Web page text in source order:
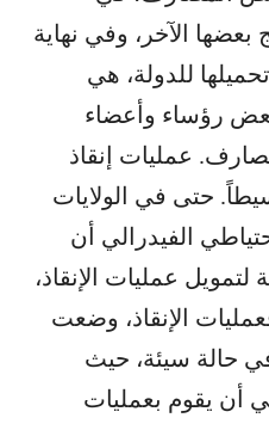
الآخر، وفي نهاية
للدولة، هي
رؤساء وأعضاء
عمليات إنقاذ
حتى في الولايات
الفيدرالي أن
عمليات الإنقاذ،
الإنقاذ، وضعت
حالة سيئة، حيث
أن يقوم بعمليات